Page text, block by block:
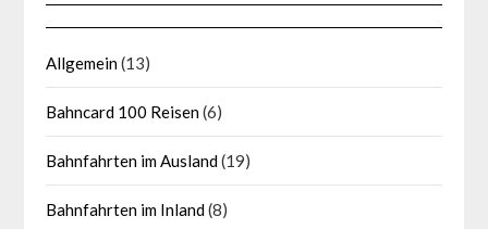
Allgemein(13)
Bahncard 100 Reisen(6)
Bahnfahrten im Ausland(19)
Bahnfahrten im Inland(8)